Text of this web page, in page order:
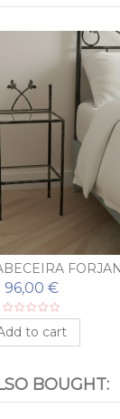
BEATRIZ
96,00 €
to cart
BOUGHT: